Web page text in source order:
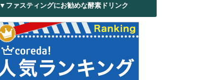
▼ファスティングにお勧めな酵素ドリンク